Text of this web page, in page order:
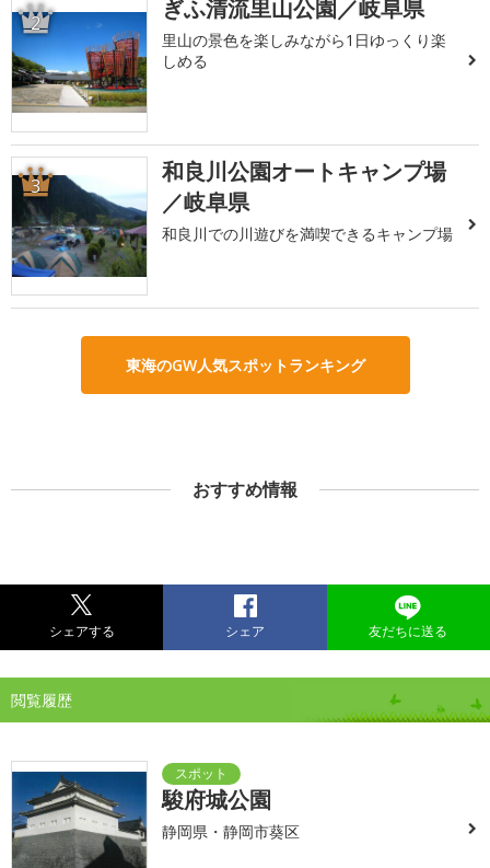
2 ぎふ清流里山公園／岐阜県
里山の景色を楽しみながら1日ゆっくり楽
しめる
3
和良川公園オートキャンプ場
／岐阜県
和良川での川遊びを満喫できるキャンプ場
東海のGW人気スポットランキング
おすすめ情報
シェアする シェア 友だちに送る
閲覧履歴
駿府城公園
静岡県・静岡市葵区